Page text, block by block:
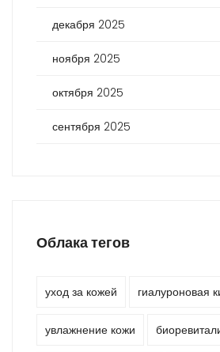
декабря 2025
ноября 2025
октября 2025
сентября 2025
Облака тегов
уход за кожей гиалуроновая
увлажнение кожи